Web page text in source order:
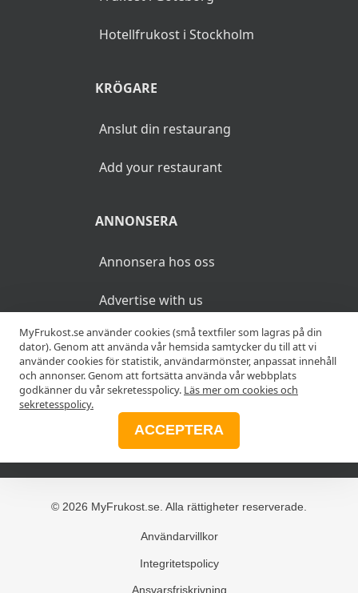
Hotellfrukost i Stockholm
KRÖGARE
Anslut din restaurang
Add your restaurant
ANNONSERA
Annonsera hos oss
Advertise with us
MER
Alla frukostar
© 2026 MyFrukost.se. Alla rättigheter reserverade.
Användarvillkor
Integritetspolicy
Ansvarsfriskrivning
MyFrukost.se använder cookies (små textfiler som lagras på din
dator). Genom att använda vår hemsida samtycker du till att vi
använder cookies för statistik, användarmönster, anpassat innehåll
och annonser. Genom att fortsätta använda vår webbplats
godkänner du vår sekretesspolicy. Läs mer om cookies och
sekretesspolicy.
ACCEPTERA